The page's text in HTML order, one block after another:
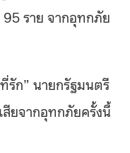
95 ราย จากอุทกภัย
รัก” นายกรัฐมนตรี
ยจากอุทกภัยครั้งนี้